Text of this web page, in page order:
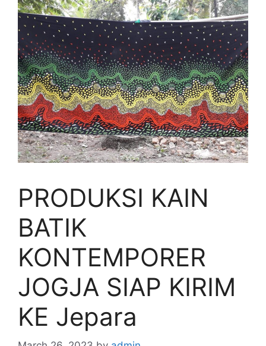
PRODUKSI KAIN
BATIK
KONTEMPORER
JOGJA SIAP KIRIM
KE Jepara